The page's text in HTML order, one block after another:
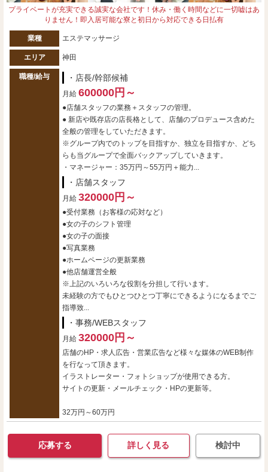
プライベートが充実できる誠実な会社です！休み・働く時間などに一切嘘はあ
りません！即入居可能な寮と初日から対応できる日払有
業種 エステマッサージ
エリア 神田
職種/給与 ・店長/幹部候補
月給 600000円～
●店舗スタッフの業務＋スタッフの管理。
● 新店や既存店の店長格として、店舗のプロデュース含めた
全般の管理をしていただきます。
※グループ内でのトップを目指すか、独立を目指すか、どち
らも当グループで全面バックアップしていきます。
・マネージャー：35万円～55万円＋能力...
・店舗スタッフ
月給 320000円～
●受付業務（お客様の応対など）
●女の子のシフト管理
●女の子の面接
●写真業務
●ホームページの更新業務
●他店舗運営全般
※上記のいろいろな役割を分担して行います。
未経験の方でもひとつひとつ丁寧にできるようになるまでご
指導致...
・事務/WEBスタッフ
月給 320000円～
店舗のHP・求人広告・営業広告など様々な媒体のWEB制作
を行なって頂きます。
イラストレーター・フォトショップが使用できる方。
サイトの更新・メールチェック・HPの更新等。
32万円～60万円
応募する 詳しく見る 検討中